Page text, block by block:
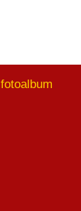
fotoalbum